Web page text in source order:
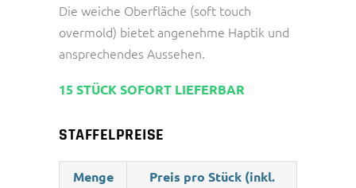
Die weiche Oberfläche (soft touch
overmold) bietet angenehme Haptik und
ansprechendes Aussehen.
15 STÜCK SOFORT LIEFERBAR
STAFFELPREISE
Menge
Preis pro Stück (inkl.